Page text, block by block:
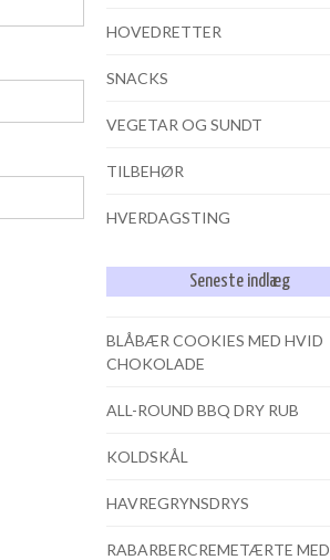
HOVEDRETTER
SNACKS
VEGETAR OG SUNDT
TILBEHØR
HVERDAGSTING
Seneste indlæg
BLÅBÆR COOKIES MED HVID
CHOKOLADE
ALL-ROUND BBQ DRY RUB
KOLDSKÅL
HAVREGRYNSDRYS
RABARBERCREMETÆRTE MED